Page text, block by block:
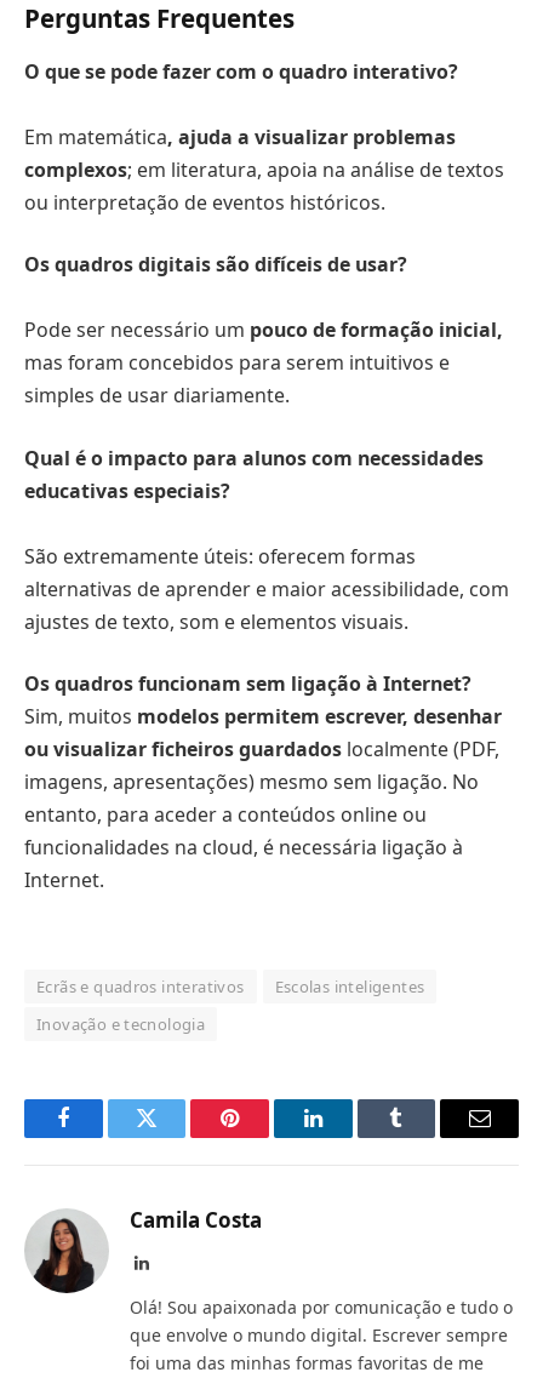
Perguntas Frequentes
O que se pode fazer com o quadro interativo?
Em matemática, ajuda a visualizar problemas
complexos; em literatura, apoia na análise de textos
ou interpretação de eventos históricos.
Os quadros digitais são difíceis de usar?
Pode ser necessário um pouco de formação inicial,
mas foram concebidos para serem intuitivos e
simples de usar diariamente.
Qual é o impacto para alunos com necessidades
educativas especiais?
São extremamente úteis: oferecem formas
alternativas de aprender e maior acessibilidade, com
ajustes de texto, som e elementos visuais.
Os quadros funcionam sem ligação à Internet?
Sim, muitos modelos permitem escrever, desenhar
ou visualizar ficheiros guardados localmente (PDF,
imagens, apresentações) mesmo sem ligação. No
entanto, para aceder a conteúdos online ou
funcionalidades na cloud, é necessária ligação à
Internet.
Ecrãs e quadros interativos
Escolas inteligentes
Inovação e tecnologia
FacebookTwitter Pinterest LinkedInTumblr Email
Camila Costa
LinkedIn
Olá! Sou apaixonada por comunicação e tudo o
que envolve o mundo digital. Escrever sempre
foi uma das minhas formas favoritas de me